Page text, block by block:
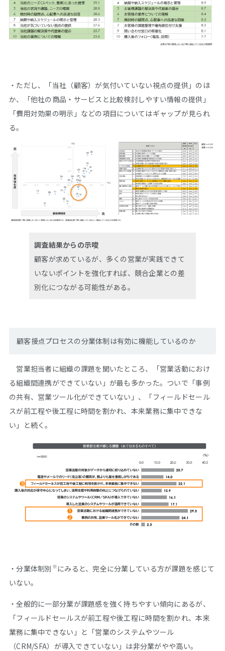
・ただし、「当社（顧客）が気付いていない視点の提供」のほ
か、「他社の商品・サービスと比較検討しやすい情報の提供」
「費用対効果の明示」などの項目についてはギャップが見られ
る。
調査結果からの示唆
顧客が求めているが、多くの営業が実践できて
いないポイントを強化すれば、競合企業との差
別化につながる可能性がある。
顧客接点プロセスの分業体制は有効に機能しているのか
営業担当者に組織の課題を聞いたところ、「営業活動におけ
る組織間連携ができていない」が最も多かった。ついで「事例
の共有、営業ツール化ができていない」、「フィールドセール
スが前工程や後工程に時間を割かれ、本来業務に集中できな
い」と続く。
・分業体制別 ※ にみると、完全に分業している方が課題を感じて
いない。
・全般的に一部分業が課題感を強く持ちやすい傾向にあるが、
「フィールドセールスが前工程や後工程に時間を割かれ、本来
業務に集中できない」と「営業のシステムやツール
（CRM/SFA）が導入できていない」は非分業がやや高い。